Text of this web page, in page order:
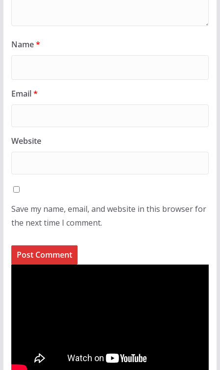
Name*
Email*
Website
Save my name, email, and website in this browser for
the next time I comment.